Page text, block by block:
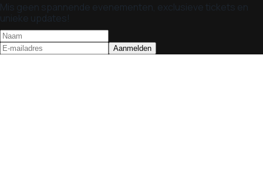
Mis geen spannende evenementen, exclusieve tickets en
unieke updates!